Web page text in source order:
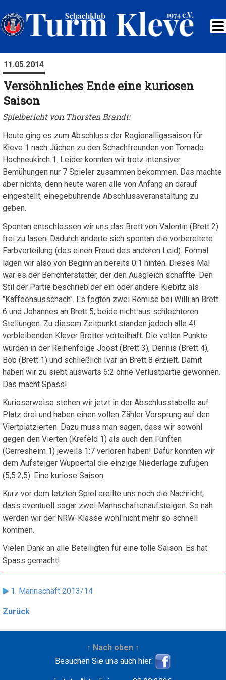
11.05.2014
Versöhnliches Ende eine kuriosen
Saison
Spielbericht von Thorsten Brandt:
Heute ging es zum Abschluss der Regionalligasaison für
Kleve 1 nach Jüchen zu den Schachfreunden von Tornado
Hochneukirch 1. Leider konnten wir trotz intensiver
Bemühungen nur 7 Spieler zusammen bekommen. Das machte
aber nichts, denn heute waren alle von Anfang an darauf
eingestellt, einegebührende Abschlussveranstaltung zu
geben.
Spontan entschlossen wir uns das Brett von Valentin (Brett 2)
frei zu lasen. Dadurch änderte sich spontan die vorbereitete
Farbverteilung (des einen Freud des anderen Leid). Formal
lagen wir also von Beginn an bereits 0:1 hinten. Dieses Mal
war es der Berichterstatter, der den Ausgleich schaffte. Den
Stil der Partie beschrieb der ein oder andere Kiebitz als
"Kaffeehausschach". Es fogten zwei Remise bei Willi an Brett
6 und Johannes an Brett 5; beide nicht aus schlechteren
Stellungen. Zu diesem Zeitpunkt standen jedoch alle 4!
verbleibenden Klever Bretter vorteilhaft. Die vollen Punkte
wurden in der Reihenfolge Joost (Brett 3), Dennis (Brett 4),
Bob (Brett 1) und schließlich Ivar an Brett 8 erzielt. Damit
haben wir zu siebt auswärts 6:2 ohne Verlustpartie gewonnen.
Das macht Spass!
Kurioserweise stehen wir jetzt in der Abschlusstabelle auf
Platz drei und haben einen vollen Zähler Vorsprung auf den
Viertplatzierten. Dazu muss man sagen, dass wir sowohl
gegen den Vierten (Krefeld 1) als auch den Fünften
(Gerresheim 1) jeweils 1:7 verloren haben! Dafür konnten wir
dem Aufsteiger Wuppertal die einzige Niederlage zufügen
(5,5:2,5). Eine kuriose Saison.
Kurz vor dem letzten Spiel ereilte uns noch die Nachricht,
dass eventuell sogar zwei Mannschaftenaufsteigen. So nah
werden wir der NRW-Klasse wohl nicht mehr so schnell
kommen.
Vielen Dank an alle Beteiligten für eine tolle Saison. Es hat
Spass gemacht!
1. Mannschaft 2013/14
Zurück
↑ Nach oben ↑
Besuchen Sie uns auch hier: